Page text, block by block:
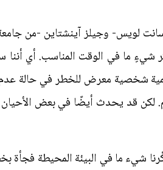
لويس- وجيلز آينشتاين -من
شيءٍ ما في الوقت المناسب. أي
شخصية معرض للخطر في حالة عدم
لكن قد يحدث أيضًا في بعض الأحيان
شيء ما في البيئة المحيطة